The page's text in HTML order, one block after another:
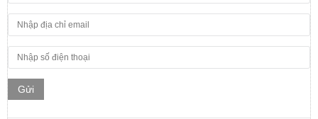
Gửi